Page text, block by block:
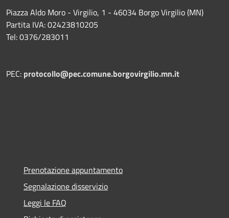
Piazza Aldo Moro - Virgilio, 1 - 46034 Borgo Virgilio (MN)
Partita IVA: 02423810205
Tel: 0376/283011
PEC: protocollo@pec.comune.borgovirgilio.mn.it
Prenotazione appuntamento
Segnalazione disservizio
Leggi le FAQ